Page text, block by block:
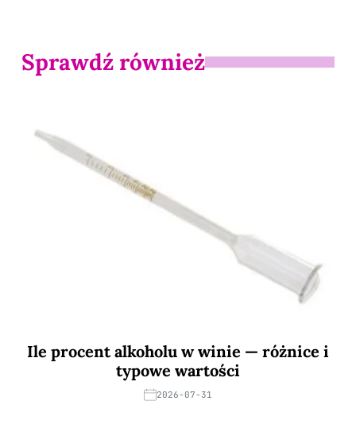
Sprawdź również
Ile procent alkoholu w winie — różnice i
typowe wartości
2026-07-31